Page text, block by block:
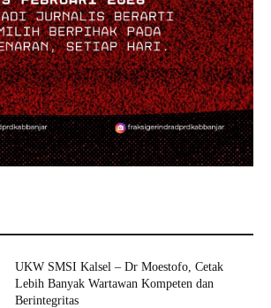
UKW SMSI Kalsel – Dr Moestofo, Cetak
Lebih Banyak Wartawan Kompeten dan
Berintegritas